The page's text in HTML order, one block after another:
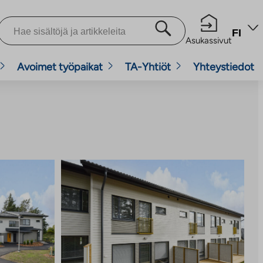
Asukassivut
FI
Avoimet työpaikat TA-Yhtiöt Yhteystiedot